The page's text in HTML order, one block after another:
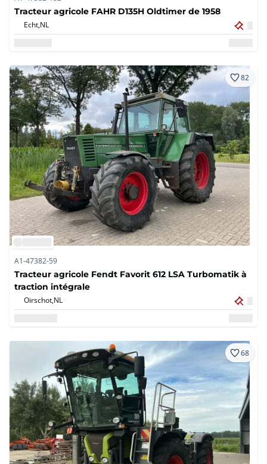
Tracteur agricole FAHR D135H Oldtimer de 1958
Echt,NL
82
A1-47382-59
Tracteur agricole Fendt Favorit 612 LSA Turbomatik à
traction intégrale
Oirschot,NL
68